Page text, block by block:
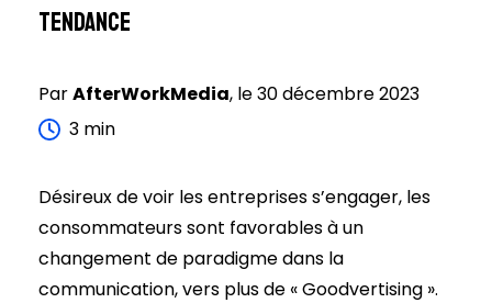
tendance
ParAfterWorkMedia, le30 décembre 2023
3 min
Désireux de voir les entreprises s’engager, les
consommateurs sont favorables à un
changement de paradigme dans la
communication, vers plus de « Goodvertising ».